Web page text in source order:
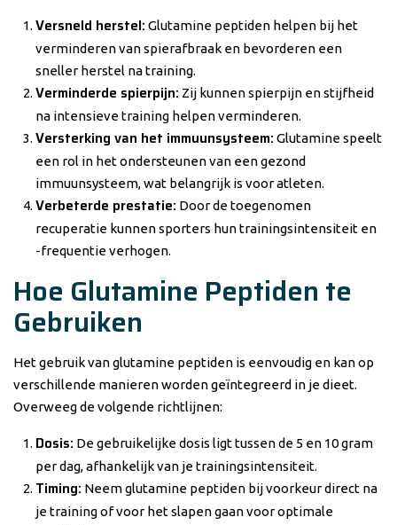
Versneld herstel: Glutamine peptiden helpen bij het
verminderen van spierafbraak en bevorderen een
sneller herstel na training.
Verminderde spierpijn: Zij kunnen spierpijn en stijfheid
na intensieve training helpen verminderen.
Versterking van het immuunsysteem: Glutamine speelt
een rol in het ondersteunen van een gezond
immuunsysteem, wat belangrijk is voor atleten.
Verbeterde prestatie: Door de toegenomen
recuperatie kunnen sporters hun trainingsintensiteit en
-frequentie verhogen.
Hoe Glutamine Peptiden te
Gebruiken
Het gebruik van glutamine peptiden is eenvoudig en kan op
verschillende manieren worden geïntegreerd in je dieet.
Overweeg de volgende richtlijnen:
Dosis: De gebruikelijke dosis ligt tussen de 5 en 10 gram
per dag, afhankelijk van je trainingsintensiteit.
Timing: Neem glutamine peptiden bij voorkeur direct na
je training of voor het slapen gaan voor optimale